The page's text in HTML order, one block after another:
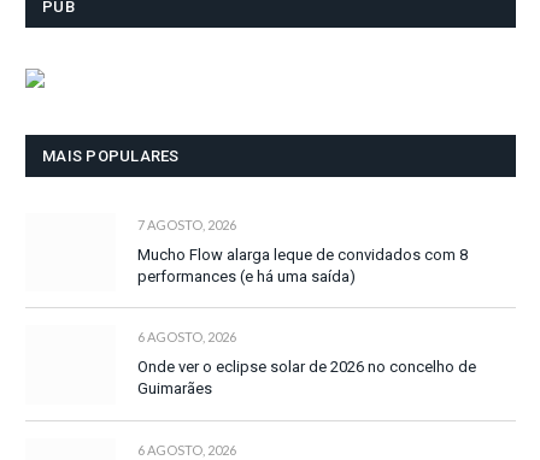
PUB
MAIS POPULARES
7 AGOSTO, 2026
Mucho Flow alarga leque de convidados com 8
performances (e há uma saída)
6 AGOSTO, 2026
Onde ver o eclipse solar de 2026 no concelho de
Guimarães
6 AGOSTO, 2026